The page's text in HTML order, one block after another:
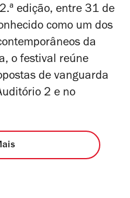
edição, entre 31 de
como um dos
da
o festival reúne
de vanguarda
2 e no